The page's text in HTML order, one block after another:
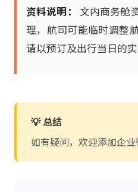
资料说明：
文内商务舱
理，航司可能临时调整
请以预订及出行当日的实
💡 总结
如有疑问，欢迎添加企业